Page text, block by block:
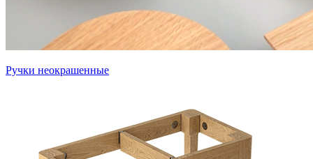
Ручки неокрашенные